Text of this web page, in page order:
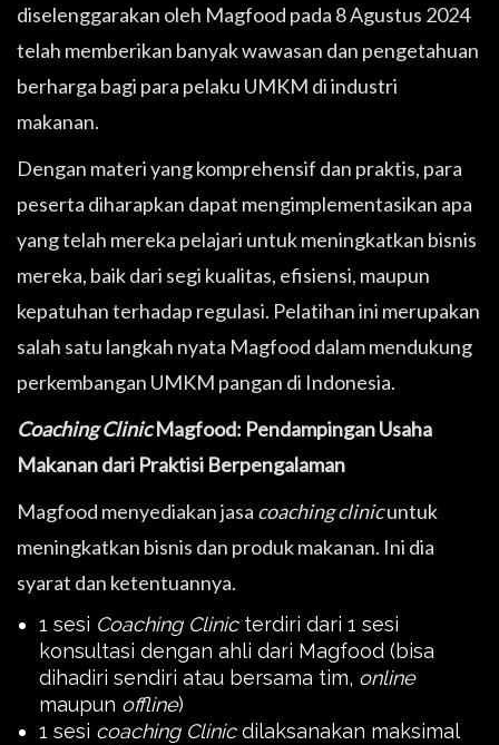
diselenggarakan oleh Magfood pada 8 Agustus 2024
telah memberikan banyak wawasan dan pengetahuan
berharga bagi para pelaku UMKM di industri
makanan.
Dengan materi yang komprehensif dan praktis, para
peserta diharapkan dapat mengimplementasikan apa
yang telah mereka pelajari untuk meningkatkan bisnis
mereka, baik dari segi kualitas, efisiensi, maupun
kepatuhan terhadap regulasi. Pelatihan ini merupakan
salah satu langkah nyata Magfood dalam mendukung
perkembangan UMKM pangan di Indonesia.
Coaching ClinicMagfood: Pendampingan Usaha
Makanan dari Praktisi Berpengalaman
Magfood menyediakan jasa coaching clinicuntuk
meningkatkan bisnis dan produk makanan. Ini dia
syarat dan ketentuannya.
1 sesi Coaching Clinicterdiri dari 1 sesi
konsultasi dengan ahli dari Magfood (bisa
dihadiri sendiri atau bersama tim, online
maupun offline)
1 sesi coaching Clinicdilaksanakan maksimal